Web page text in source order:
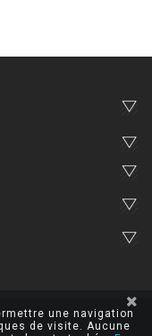
une navigation
de visite. Aucune